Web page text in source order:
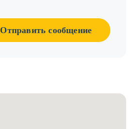
Отправить сообщение